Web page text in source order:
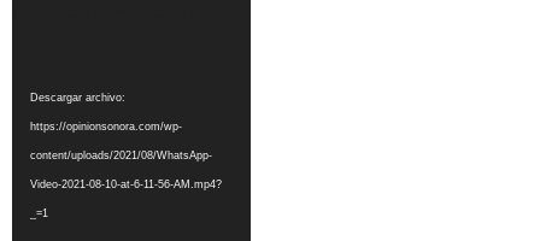
Descargar archivo:
https://opinionsonora.com/wp-
content/uploads/2021/08/WhatsApp-
Video-2021-08-10-at-6-11-56-AM.mp4?
_=1